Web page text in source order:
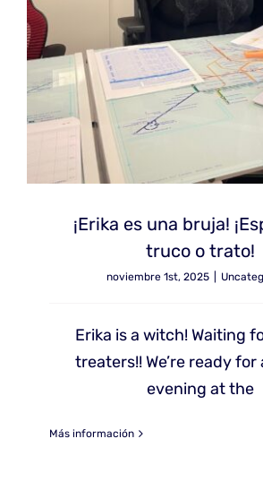
¡Erika es una bruja!
truco o trato!
noviembre 1st, 2025
Erika is a witch! Waiting
treaters!! We’re ready for
evening at the
Más información